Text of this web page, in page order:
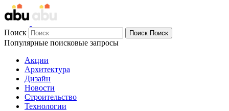
Поиск Поиск Поиск
Популярные поисковые запросы
Акции
Архитектура
Дизайн
Новости
Строительство
Технологии